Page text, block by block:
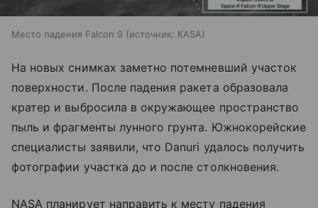
Место падения Falcon 9 источник: KASA
На новых снимках заметно потемневший участок
поверхности. После падения ракета образовала
кратер и выбросила в окружающее пространство
пыль и фрагменты лунного грунта. Южнокорейские
специалисты заявили, что Danuri удалось получить
фотографии участка до и после столкновения.
NASA планирует направить к месту падения